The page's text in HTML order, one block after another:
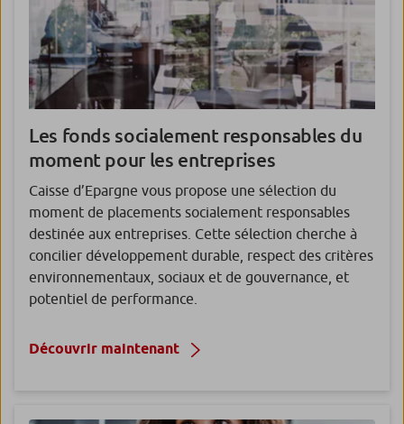
Les fonds socialement responsables du
moment pour les entreprises
Caisse d’Epargne vous propose une sélection du
moment de placements socialement responsables
destinée aux entreprises. Cette sélection cherche à
concilier développement durable, respect des critères
environnementaux, sociaux et de gouvernance, et
potentiel de performance.
Découvrir maintenant